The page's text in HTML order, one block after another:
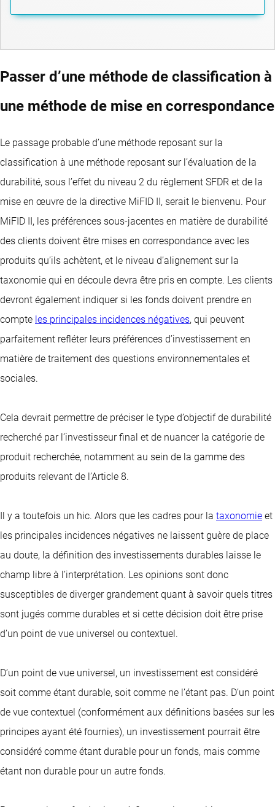
Passer d’une méthode de classification à
une méthode de mise en correspondance
Le passage probable d’une méthode reposant sur la
classification à une méthode reposant sur l’évaluation de la
durabilité, sous l’effet du niveau 2 du règlement SFDR et de la
mise en œuvre de la directive MiFID II, serait le bienvenu. Pour
MiFID II, les préférences sous-jacentes en matière de durabilité
des clients doivent être mises en correspondance avec les
produits qu’ils achètent, et le niveau d’alignement sur la
taxonomie qui en découle devra être pris en compte. Les clients
devront également indiquer si les fonds doivent prendre en
compte les principales incidences négatives, qui peuvent
parfaitement refléter leurs préférences d’investissement en
matière de traitement des questions environnementales et
sociales.
Cela devrait permettre de préciser le type d’objectif de durabilité
recherché par l’investisseur final et de nuancer la catégorie de
produit recherchée, notamment au sein de la gamme des
produits relevant de l’Article 8.
Il y a toutefois un hic. Alors que les cadres pour la taxonomie et
les principales incidences négatives ne laissent guère de place
au doute, la définition des investissements durables laisse le
champ libre à l’interprétation. Les opinions sont donc
susceptibles de diverger grandement quant à savoir quels titres
sont jugés comme durables et si cette décision doit être prise
d’un point de vue universel ou contextuel.
D’un point de vue universel, un investissement est considéré
soit comme étant durable, soit comme ne l’étant pas. D’un point
de vue contextuel (conformément aux définitions basées sur les
principes ayant été fournies), un investissement pourrait être
considéré comme étant durable pour un fonds, mais comme
étant non durable pour un autre fonds.